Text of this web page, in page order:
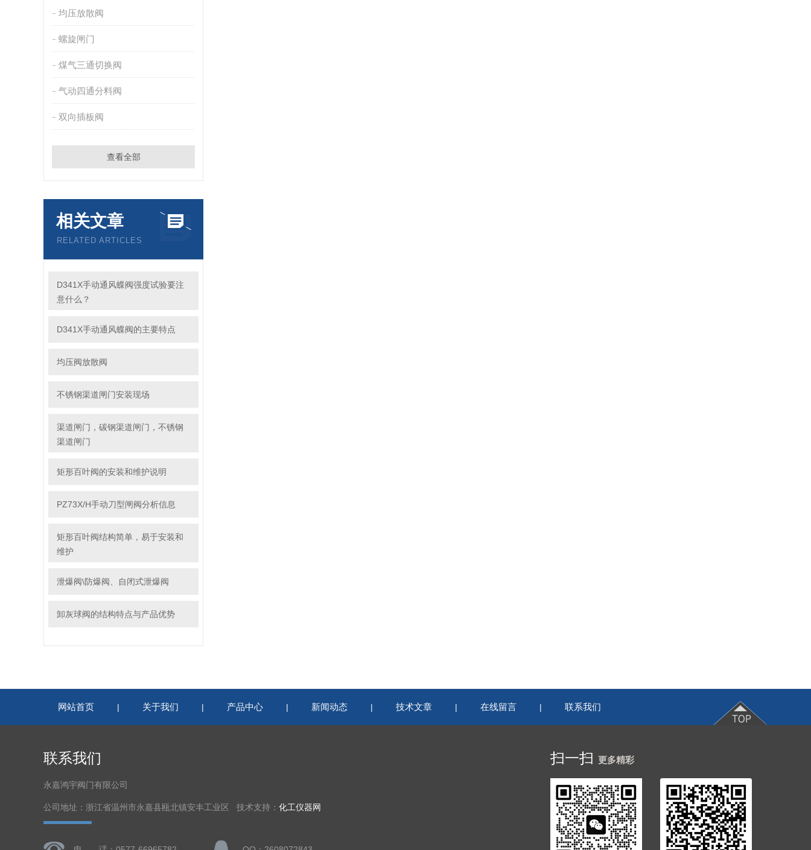
均压放散阀
螺旋闸门
煤气三通切换阀
气动四通分料阀
双向插板阀
查看全部
相关文章
RELATED ARTICLES
D341X手动通风蝶阀强度试验要注
意什么？
D341X手动通风蝶阀的主要特点
均压阀放散阀
不锈钢渠道闸门安装现场
渠道闸门，碳钢渠道闸门，不锈钢
渠道闸门
矩形百叶阀的安装和维护说明
PZ73X/H手动刀型闸阀分析信息
矩形百叶阀结构简单，易于安装和
维护
泄爆阀\防爆阀、自闭式泄爆阀
卸灰球阀的结构特点与产品优势
网站首页 | 关于我们 | 产品中心 | 新闻动态 | 技术文章 | 在线留言 | 联系我们
联系我们
永嘉鸿宇阀门有限公司
公司地址：浙江省温州市永嘉县瓯北镇安丰工业区 技术支持： 化工仪器网
扫一扫 更多精彩